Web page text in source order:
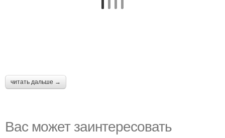
читать дальше →
Вас может заинтересовать